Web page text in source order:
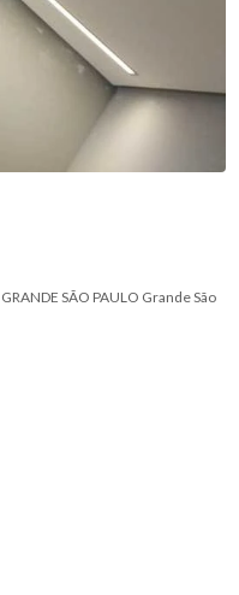
GRANDE SÃO PAULO Grande São